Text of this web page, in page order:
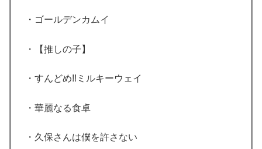
・ゴールデンカムイ
・【推しの子】
・すんどめ!!ミルキーウェイ
・華麗なる食卓
・久保さんは僕を許さない